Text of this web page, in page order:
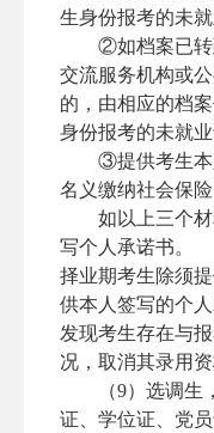
生身份报考的未就
②如档案已转
交流服务机构或
的，由相应的档
身份报考的未就
③提供考生本
名义缴纳社会保
如以上三个材
写个人承诺书。
择业期考生除须
供本人签写的个
发现考生存在与
况，取消其录用资
（9）选调
证、学位证、党